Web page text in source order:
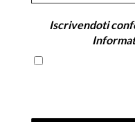
Iscrivendoti